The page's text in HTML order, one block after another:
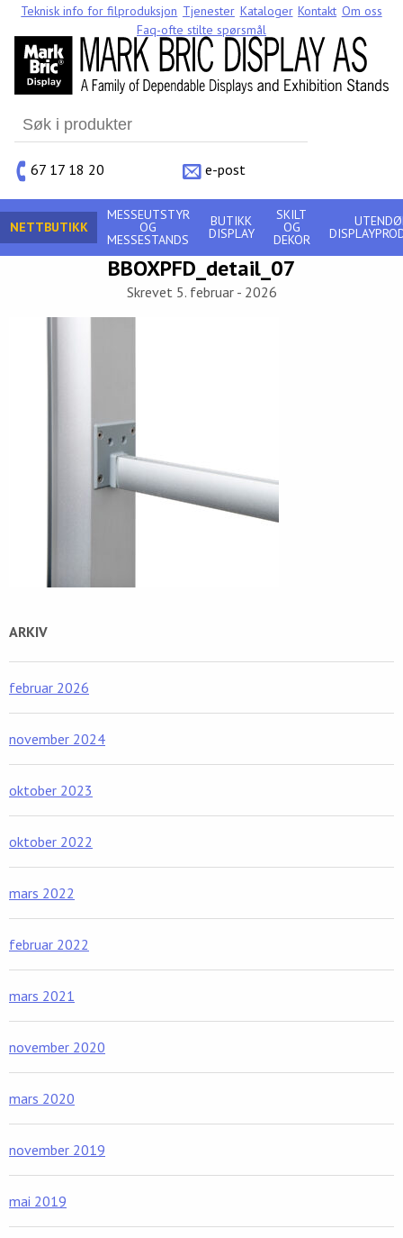
Search
for:
67 17 18 20
e-post
Teknisk info for filproduksjon Tjenester Kataloger Kontakt Om oss
Faq-ofte stilte spørsmål
NETTBUTIKK
MESSEUTSTYR
OG
MESSESTANDS
BUTIKK
DISPLAY
SKILT
OG
DEKOR
BBOXPFD_detail_07
Skrevet 5. februar - 2026
ARKIV
februar 2026
november 2024
oktober 2023
oktober 2022
mars 2022
februar 2022
mars 2021
november 2020
mars 2020
november 2019
mai 2019